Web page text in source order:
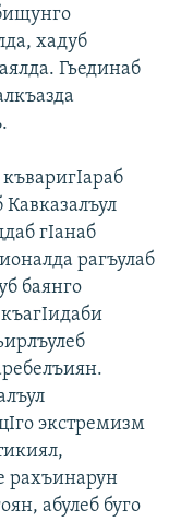
хадуб
Гьединаб
гIанаб
рагъулаб
баянго
къагIидаби
экстремизм
рахъинарун
абулеб буго